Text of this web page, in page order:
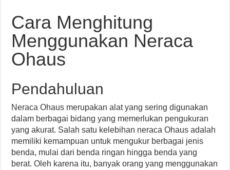
Cara Menghitung
Menggunakan Neraca
Ohaus
Pendahuluan
Neraca Ohaus merupakan alat yang sering digunakan
dalam berbagai bidang yang memerlukan pengukuran
yang akurat. Salah satu kelebihan neraca Ohaus adalah
memiliki kemampuan untuk mengukur berbagai jenis
benda, mulai dari benda ringan hingga benda yang
berat. Oleh karena itu, banyak orang yang menggunakan